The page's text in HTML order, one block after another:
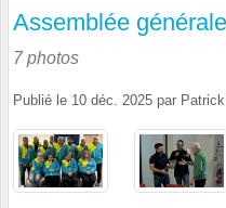
Assemblée
7 photos
Publié le 10 déc. 2025 par